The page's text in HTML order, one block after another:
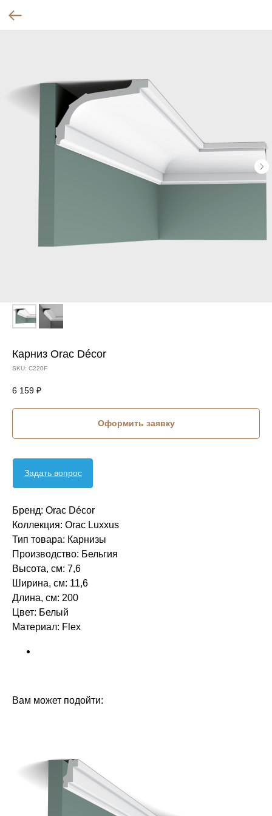
Карниз Orac Décor
SKU: C220F
6 159 ₽
Оформить заявку
Задать вопрос
Бренд: Orac Décor
Коллекция: Orac Luxxus
Тип товара: Карнизы
Производство: Бельгия
Высота, см: 7,6
Ширина, см: 11,6
Длина, см: 200
Цвет: Белый
Материал: Flex ‎‎
Вам может подойти: